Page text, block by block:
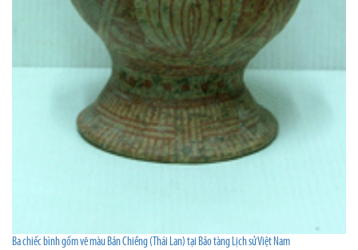
Ba chiếc bình gốm vẽ màu Bản Chiềng (Thái Lan) tại Bảo tàng Lịch sử Việt Nam